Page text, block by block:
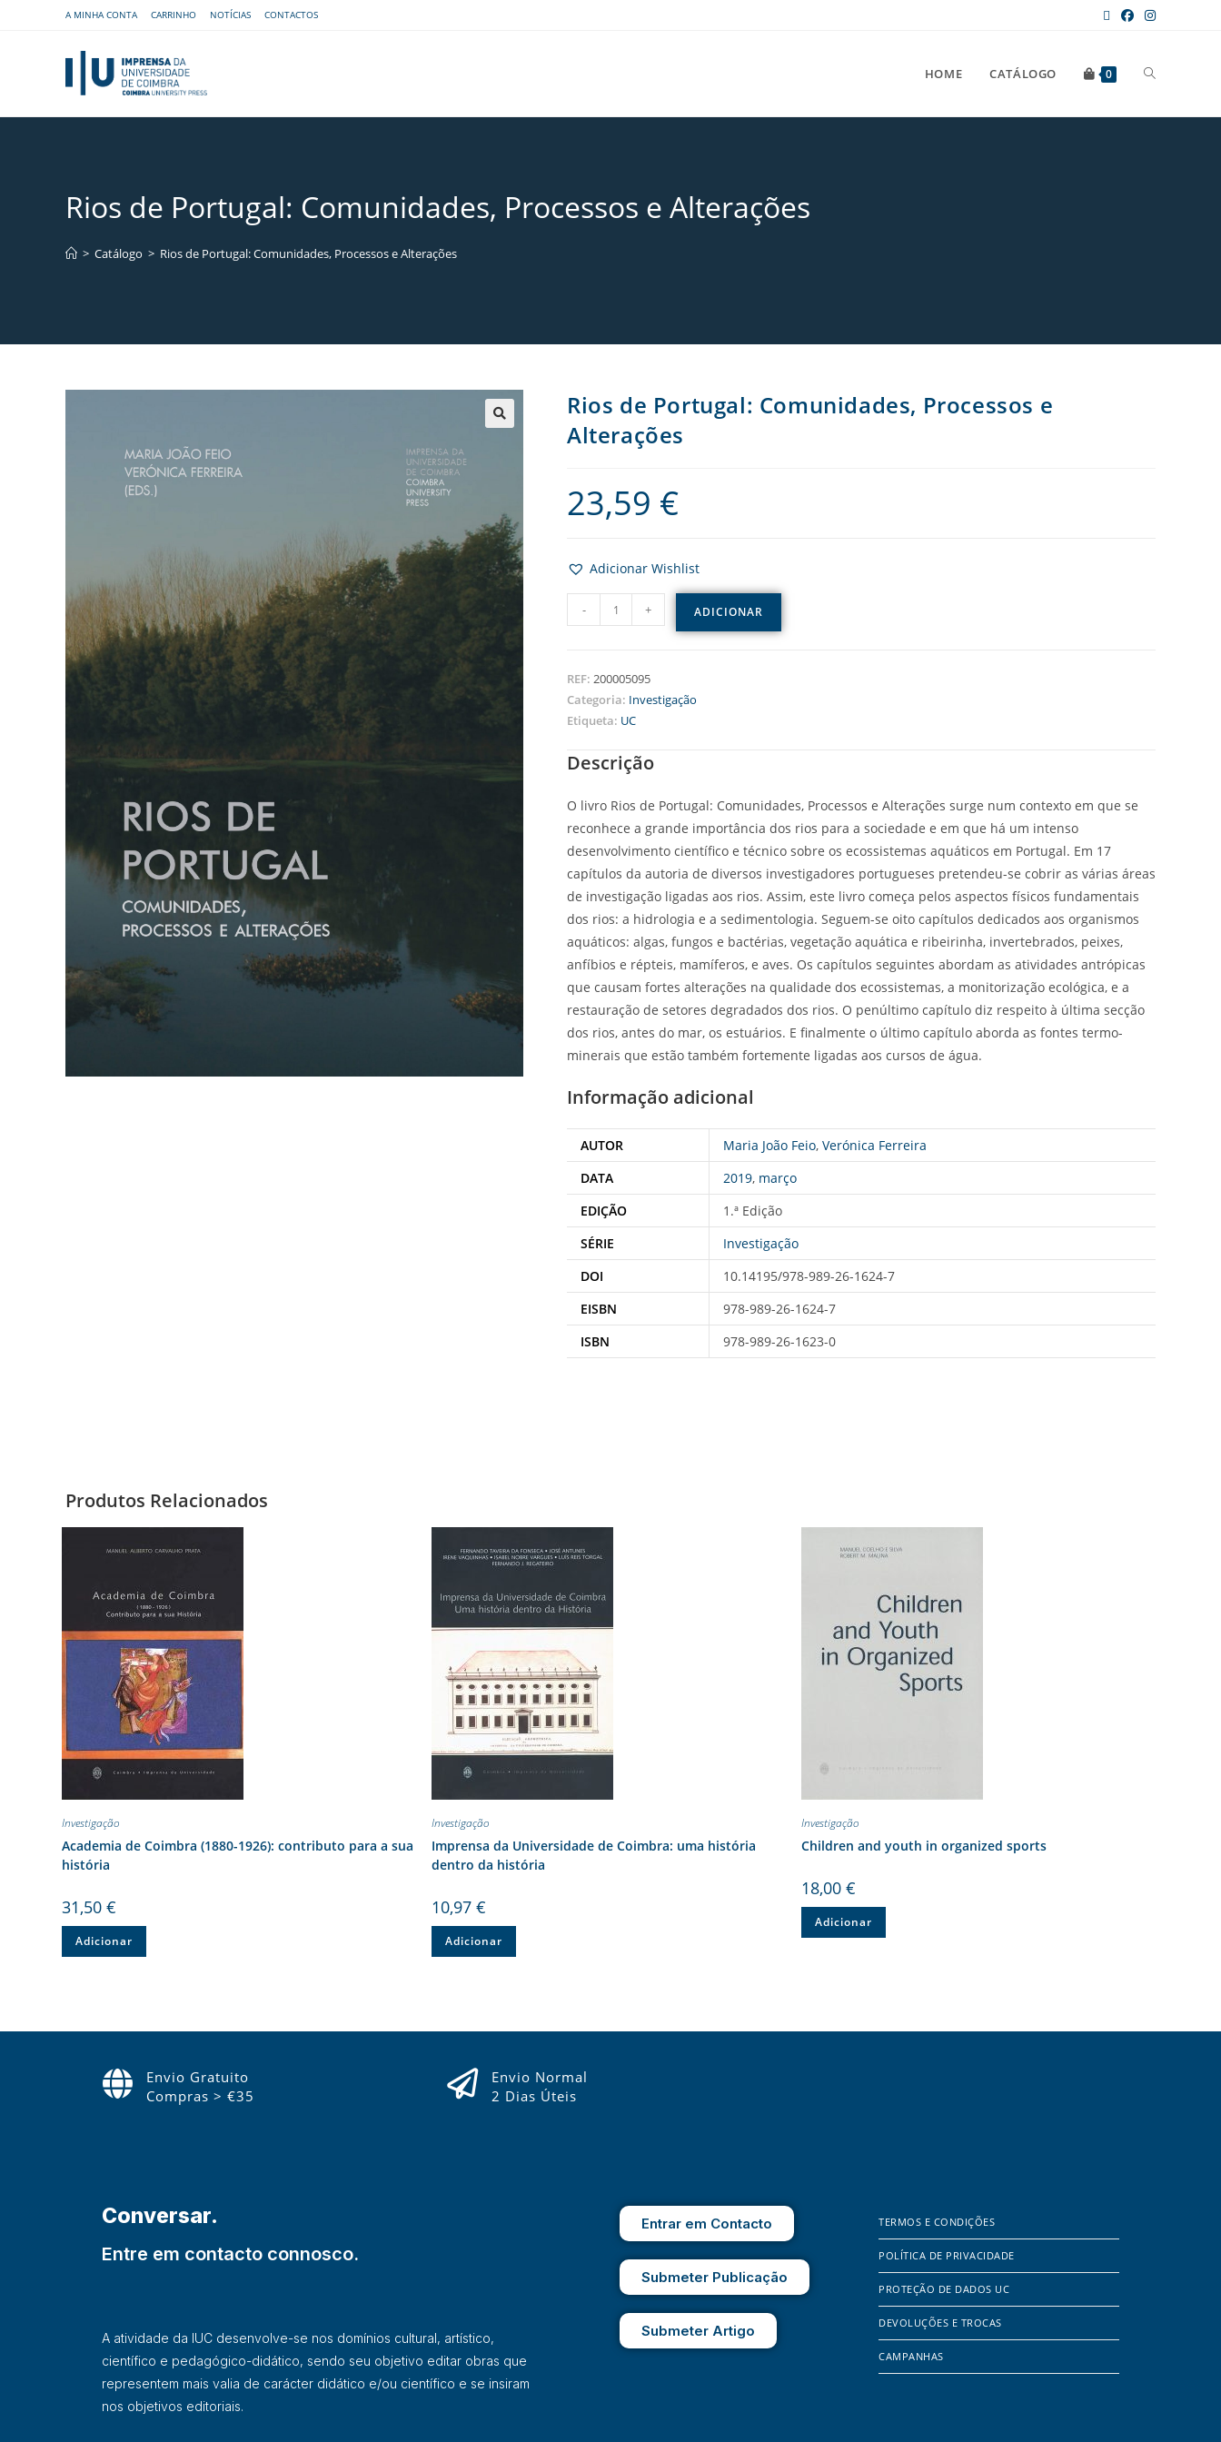
A MINHA CONTA CARRINHO NOTÍCIAS CONTACTOS
HOME CATÁLOGO 0
Rios de Portugal: Comunidades, Processos e Alterações
> Catálogo > Rios de Portugal: Comunidades, Processos e Alterações
Rios de Portugal: Comunidades, Processos e
Alterações
23,59 €
Adicionar Wishlist
- + ADICIONAR
REF: 200005095
Categoria: Investigação
Etiqueta: UC
Descrição
O livro Rios de Portugal: Comunidades, Processos e Alterações surge num contexto em que se
reconhece a grande importância dos rios para a sociedade e em que há um intenso
desenvolvimento científico e técnico sobre os ecossistemas aquáticos em Portugal. Em 17
capítulos da autoria de diversos investigadores portugueses pretendeu-se cobrir as várias áreas
de investigação ligadas aos rios. Assim, este livro começa pelos aspectos físicos fundamentais
dos rios: a hidrologia e a sedimentologia. Seguem-se oito capítulos dedicados aos organismos
aquáticos: algas, fungos e bactérias, vegetação aquática e ribeirinha, invertebrados, peixes,
anfíbios e répteis, mamíferos, e aves. Os capítulos seguintes abordam as atividades antrópicas
que causam fortes alterações na qualidade dos ecossistemas, a monitorização ecológica, e a
restauração de setores degradados dos rios. O penúltimo capítulo diz respeito à última secção
dos rios, antes do mar, os estuários. E finalmente o último capítulo aborda as fontes termo-
minerais que estão também fortemente ligadas aos cursos de água.
Informação adicional
AUTOR Maria João Feio, Verónica Ferreira
DATA
2019, março
EDIÇÃO
1.ª Edição
SÉRIE
Investigação
DOI
10.14195/978-989-26-1624-7
EISBN
978-989-26-1624-7
ISBN
978-989-26-1623-0
Produtos Relacionados
Investigação
Academia de Coimbra (1880-1926): contributo para a sua
história
31,50€
Adicionar
Investigação
Imprensa da Universidade de Coimbra: uma história
dentro da história
10,97 €
Adicionar
Investigação
Children and youth in organized sports
18,00 €
Adicionar
Envio Gratuito
Compras > €35
Envio Normal
2 Dias Úteis
Conversar.
Entre em contacto connosco.
A atividade da IUC desenvolve-se nos domínios cultural, artístico,
científico e pedagógico-didático, sendo seu objetivo editar obras que
representem mais valia de carácter didático e/ou científico e se insiram
nos objetivos editoriais.
Entrar em Contacto
Submeter Publicação
Submeter Artigo
TERMOS E CONDIÇÕES
POLÍTICA DE PRIVACIDADE
PROTEÇÃO DE DADOS UC
DEVOLUÇÕES E TROCAS
CAMPANHAS